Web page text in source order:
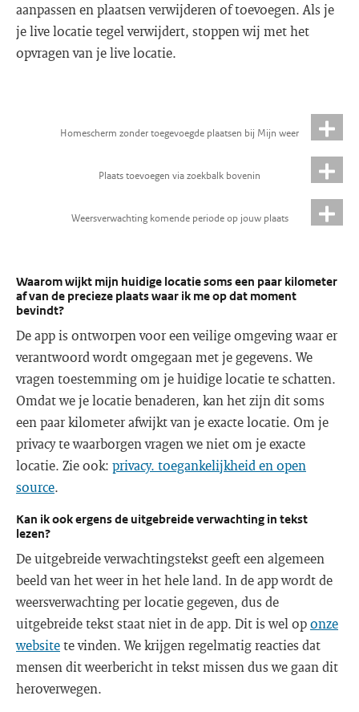
aanpassen en plaatsen verwijderen of toevoegen. Als je
je live locatie tegel verwijdert, stoppen wij met het
opvragen van je live locatie.
Homescherm zonder toegevoegde plaatsen bij Mijn weer
Plaats toevoegen via zoekbalk bovenin
Weersverwachting komende periode op jouw plaats
Waarom wijkt mijn huidige locatie soms een paar kilometer
af van de precieze plaats waar ik me op dat moment
bevindt?
De app is ontworpen voor een veilige omgeving waar er
verantwoord wordt omgegaan met je gegevens. We
vragen toestemming om je huidige locatie te schatten.
Omdat we je locatie benaderen, kan het zijn dit soms
een paar kilometer afwijkt van je exacte locatie. Om je
privacy te waarborgen vragen we niet om je exacte
locatie. Zie ook: privacy. toegankelijkheid en open
source.
Kan ik ook ergens de uitgebreide verwachting in tekst
lezen?
De uitgebreide verwachtingstekst geeft een algemeen
beeld van het weer in het hele land. In de app wordt de
weersverwachting per locatie gegeven, dus de
uitgebreide tekst staat niet in de app. Dit is wel oponze
websitete vinden. We krijgen regelmatig reacties dat
mensen dit weerbericht in tekst missen dus we gaan dit
heroverwegen.